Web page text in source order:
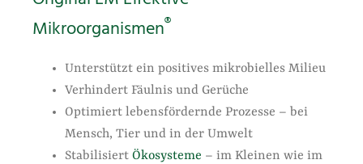
Mikroorganismen®
Unterstützt ein positives mikrobielles Milieu
Verhindert Fäulnis und Gerüche
Optimiert lebensfördernde Prozesse – bei
Mensch, Tier und in der Umwelt
Stabilisiert Ökosysteme – im Kleinen wie im